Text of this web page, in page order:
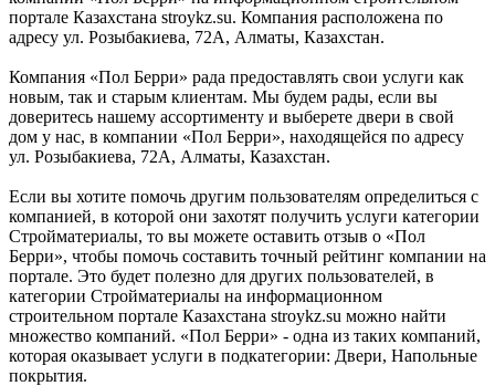
портале Казахстана stroykz.su. Компания расположена по
адресу ул. Розыбакиева, 72А, Алматы, Казахстан.
Компания «Пол Берри» рада предоставлять свои услуги как
новым, так и старым клиентам. Мы будем рады, если вы
доверитесь нашему ассортименту и выберете двери в свой
дом у нас, в компании «Пол Берри», находящейся по адресу
ул. Розыбакиева, 72А, Алматы, Казахстан.
Если вы хотите помочь другим пользователям определиться с
компанией, в которой они захотят получить услуги категории
Стройматериалы, то вы можете оставить отзыв о «Пол
Берри», чтобы помочь составить точный рейтинг компании на
портале. Это будет полезно для других пользователей, в
категории Стройматериалы на информационном
строительном портале Казахстана stroykz.su можно найти
множество компаний. «Пол Берри» - одна из таких компаний,
которая оказывает услуги в подкатегории: Двери, Напольные
покрытия.